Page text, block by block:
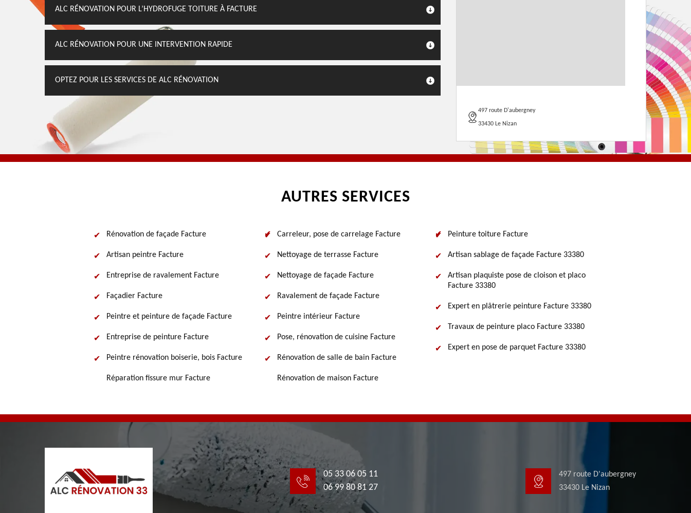
ALC RÉNOVATION POUR L’HYDROFUGE TOITURE À FACTURE
ALC RÉNOVATION POUR UNE INTERVENTION RAPIDE
OPTEZ POUR LES SERVICES DE ALC RÉNOVATION
497 route D'aubergney
33430 Le Nizan
AUTRES SERVICES
Rénovation de façade Facture
Artisan peintre Facture
Entreprise de ravalement Facture
Façadier Facture
Peintre et peinture de façade Facture
Entreprise de peinture Facture
Peintre rénovation boiserie, bois Facture
Réparation fissure mur Facture
Carreleur, pose de carrelage Facture
Nettoyage de terrasse Facture
Nettoyage de façade Facture
Ravalement de façade Facture
Peintre intérieur Facture
Pose, rénovation de cuisine Facture
Rénovation de salle de bain Facture
Rénovation de maison Facture
Peinture toiture Facture
Artisan sablage de façade Facture 33380
Artisan plaquiste pose de cloison et placo
Facture 33380
Expert en plâtrerie peinture Facture 33380
Travaux de peinture placo Facture 33380
Expert en pose de parquet Facture 33380
05 33 06 05 11
06 99 80 81 27
497 route D'aubergney
33430 Le Nizan